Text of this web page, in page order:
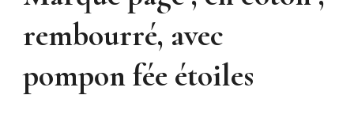
rembourré, avec
pompon fée étoiles